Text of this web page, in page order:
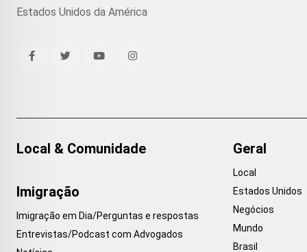
Estados Unidos da América
Local & Comunidade
Imigração
Imigração em Dia/Perguntas e respostas
Entrevistas/Podcast com Advogados
Geral
Local
Estados Unidos
Negócios
Mundo
Brasil